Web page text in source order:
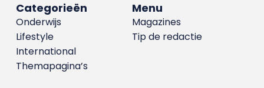
Menu
Magazines
Tip de redactie
Categorieën
Onderwijs
Lifestyle
International
Themapagina’s